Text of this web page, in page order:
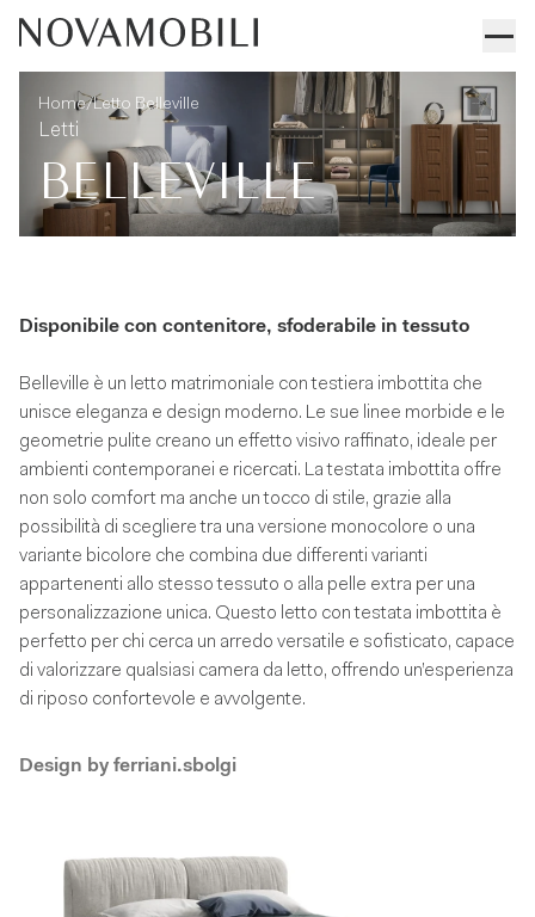
Letto Belleville
Home/Letto Belleville
Letti
BELLEVILLE
Disponibile con contenitore, sfoderabile in tessuto
Belleville è un letto matrimoniale con testiera imbottita che
unisce eleganza e design moderno. Le sue linee morbide e le
geometrie pulite creano un effetto visivo raffinato, ideale per
ambienti contemporanei e ricercati. La testata imbottita offre
non solo comfort ma anche un tocco di stile, grazie alla
possibilità di scegliere tra una versione monocolore o una
variante bicolore che combina due differenti varianti
appartenenti allo stesso tessuto o alla pelle extra per una
personalizzazione unica. Questo letto con testata imbottita è
perfetto per chi cerca un arredo versatile e sofisticato, capace
di valorizzare qualsiasi camera da letto, offrendo un’esperienza
di riposo confortevole e avvolgente.
Design by ferriani.sbolgi